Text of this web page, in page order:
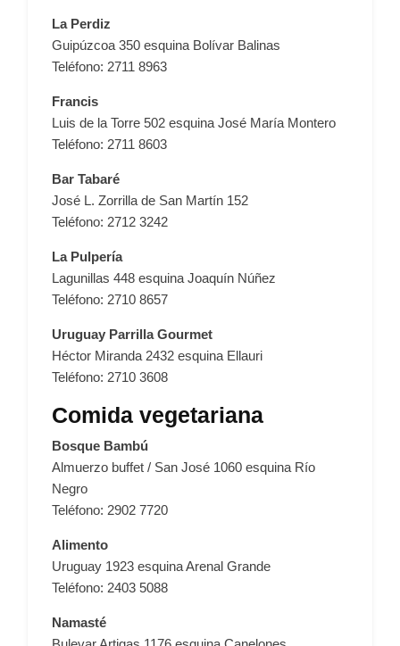
La Perdiz
Guipúzcoa 350 esquina Bolívar Balinas
Teléfono: 2711 8963
Francis
Luis de la Torre 502 esquina José María Montero
Teléfono: 2711 8603
Bar Tabaré
José L. Zorrilla de San Martín 152
Teléfono: 2712 3242
La Pulpería
Lagunillas 448 esquina Joaquín Núñez
Teléfono: 2710 8657
Uruguay Parrilla Gourmet
Héctor Miranda 2432 esquina Ellauri
Teléfono: 2710 3608
Comida vegetariana
Bosque Bambú
Almuerzo buffet / San José 1060 esquina Río
Negro
Teléfono: 2902 7720
Alimento
Uruguay 1923 esquina Arenal Grande
Teléfono: 2403 5088
Namasté